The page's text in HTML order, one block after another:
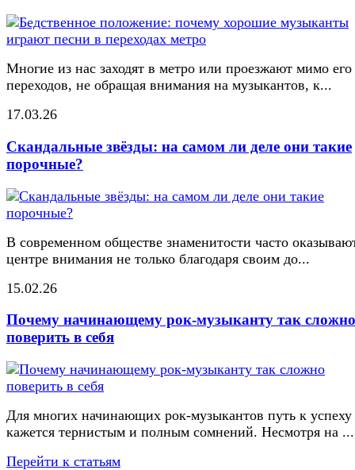
Многие из нас заходят в метро или проезжают мимо его
переходов, не обращая внимания на музыкантов, к...
17.03.26
Скандальные звёзды: на самом ли деле они такие
порочные?
В современном обществе знаменитости часто
центре внимания не только благодаря своим до...
15.02.26
Почему начинающему рок-музыканту так сложно
поверить в себя
Для многих начинающих рок-музыкантов путь к успеху
кажется тернистым и полным сомнений. Несмотря на ...
Перейти к статьям